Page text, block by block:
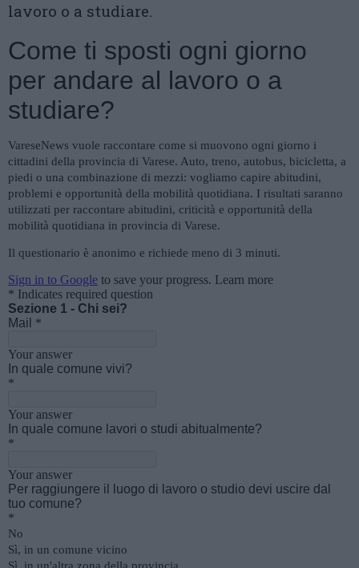
lavoro o a studiare.